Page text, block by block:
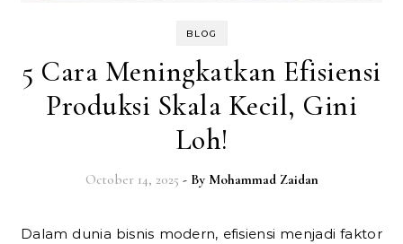
BLOG
5 Cara Meningkatkan Efisiensi
Produksi Skala Kecil, Gini
Loh!
October 14, 2025 - By Mohammad Zaidan
Dalam dunia bisnis modern, efisiensi menjadi faktor